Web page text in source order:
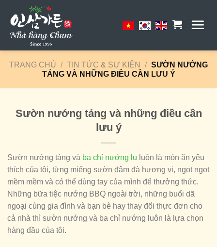
content
TRANG CHỦ / TIN TỨC & SỰ KIỆN / SƯỜN NƯỚNG
TẢNG VÀ NHỮNG ĐIỀU CẦN LƯU Ý
Sườn nướng tảng và những điều cần
lưu ý
Sườn nướng tảng và ba chỉ nướng lu luôn là món ăn yêu
thích của tôi, từng miếng sườn đậm đà hương vị, ngọt ngọt
mềm mềm và có thể dùng tay của mình để thưởng thức.
Những bữa tiệc nướng BBQ ngoài trời, những buổi dã
ngoại cùng gia đình và bạn bè hay thay đổi thực đơn cho
cả nhà thì sườn nướng và ba chỉ nướng luôn là lựa chọn
hàng đầu của tôi.